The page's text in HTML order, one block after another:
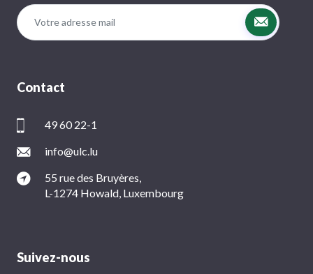
Contact
49 60 22-1
info@ulc.lu
55 rue des Bruyères,
L-1274 Howald, Luxembourg
Suivez-nous